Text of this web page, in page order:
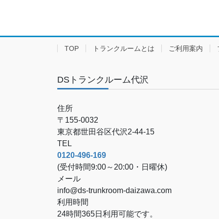
TOP トランクルームとは ご利用案内
DSトランクルーム代沢
住所
〒155-0032
東京都世田谷区代沢2-44-15
TEL
0120-496-169
(受付時間9:00～20:00・日曜休)
メール
info@ds-trunkroom-daizawa.com
利用時間
24時間365日利用可能です。